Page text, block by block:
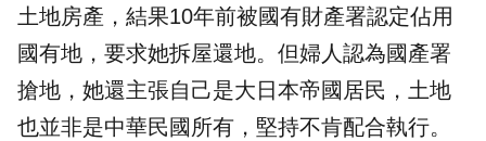
土地房產，結果10年前被國有財產署認定佔用
國有地，要求她拆屋還地。但婦人認為國產署
搶地，她還主張自己是大日本帝國 居民，土地
也並非是中華民國所有，堅持不肯配合執行。